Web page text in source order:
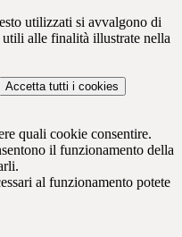
utilizzati si avvalgono di
alle finalità illustrate nella
Accetta tutti i cookies
quali cookie consentire.
il funzionamento della
al funzionamento potete